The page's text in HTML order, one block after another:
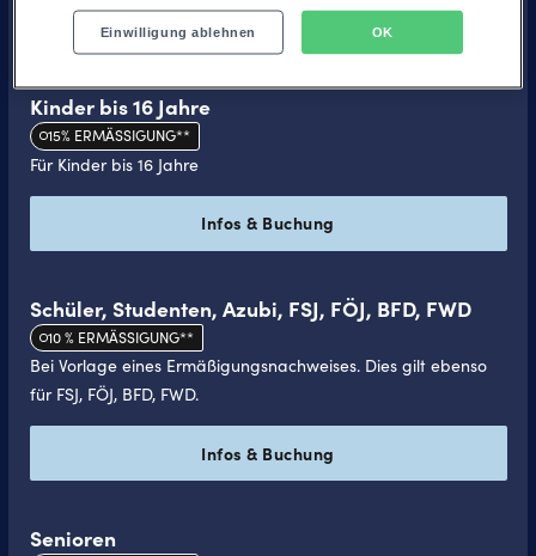
Infos & Buchung
Kinder bis 16 Jahre
15% ERMÄSSIGUNG**
Für Kinder bis 16 Jahre
Infos & Buchung
Schü­ler, Stu­den­ten, Azubi, FSJ, FÖJ, BFD, FWD
10 % ERMÄSSIGUNG**
Bei Vorlage eines Ermäßigungsnachweises. Dies gilt ebenso
für FSJ, FÖJ, BFD, FWD.
Infos & Buchung
Senioren
Einwilligung ablehnen OK